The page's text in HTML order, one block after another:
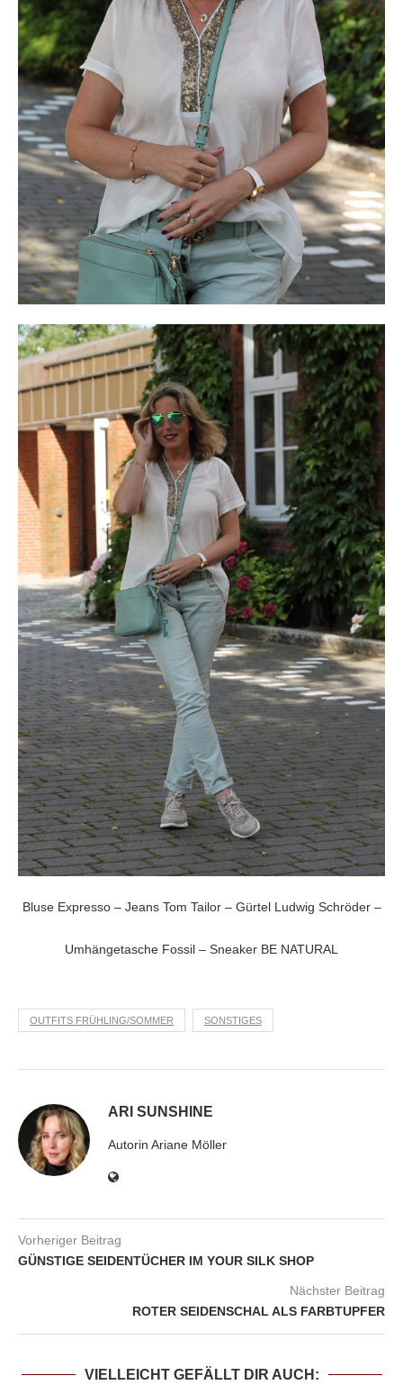
Bluse Expresso – Jeans Tom Tailor – Gürtel Ludwig Schröder –
Umhängetasche Fossil – Sneaker BE NATURAL
OUTFITS FRÜHLING/SOMMER SONSTIGES
ARI SUNSHINE
Autorin Ariane Möller
Vorheriger Beitrag
GÜNSTIGE SEIDENTÜCHER IM YOUR SILK SHOP
Nächster Beitrag
ROTER SEIDENSCHAL ALS FARBTUPFER
VIELLEICHT GEFÄLLT DIR AUCH: